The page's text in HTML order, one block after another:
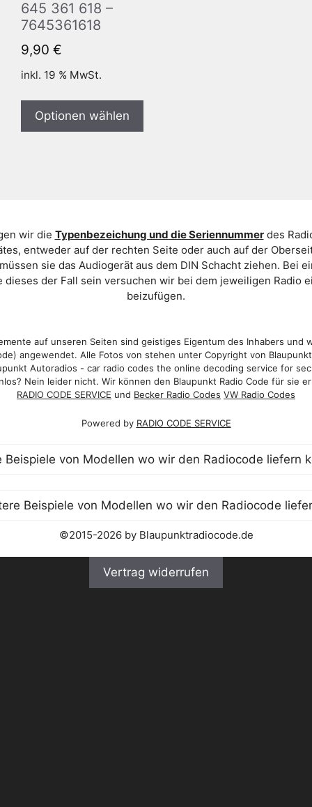
645 361 618 –
7645361618
9,90 €
inkl. 19 % MwSt.
Optionen wählen
wir die Typenbezeichung und die Seriennummerdes
entweder auf der rechten Seite oder auch auf der
sie das Audiogerät aus dem DIN Schacht ziehen. Bei
der Fall sein versuchen wir bei dem jeweiligen Radio
beizufügen.
auf unseren Seiten sind geistiges Eigentum des Inhabers und
angewendet. Alle Fotos von stehen unter Copyright von
Autoradios - car radio codes the online decoding service for
Nein leider nicht. Wir können den Blaupunkt Radio Code für sie
RADIO CODE SERVICE und Becker Radio Codes VW Radio Codes
Powered by RADIO CODE SERVICE
©2015-2026 by Blaupunktradiocode.de
Vertrag widerrufen